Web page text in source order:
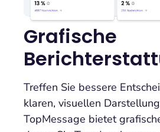
Grafische
Treffen Sie bessere
klaren, visuellen
TopMessage bietet